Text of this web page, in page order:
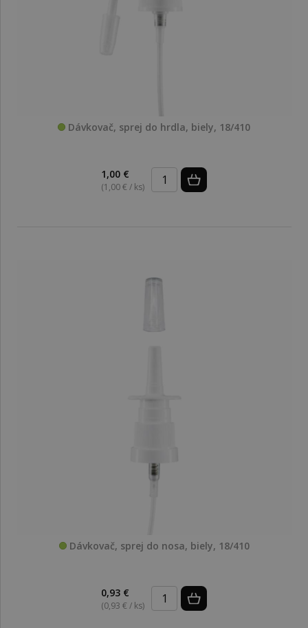
Dávkovač, sprej do hrdla, biely, 18/410
1,00 €
(1,00 € / ks)
Dávkovač, sprej do nosa, biely, 18/410
0,93 €
(0,93 € / ks)